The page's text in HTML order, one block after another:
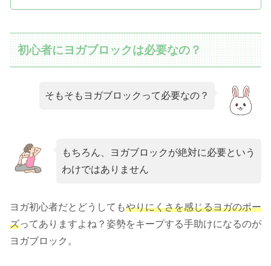
初心者にヨガブロックは必要なの？
そもそもヨガブロックって必要なの？
もちろん、ヨガブロックが絶対に必要という
わけではありません
ヨガ初心者だとどうしてもやりにくさを感じるヨガのポー
ズってありますよね？姿勢をキープする手助けになるのが
ヨガブロック。